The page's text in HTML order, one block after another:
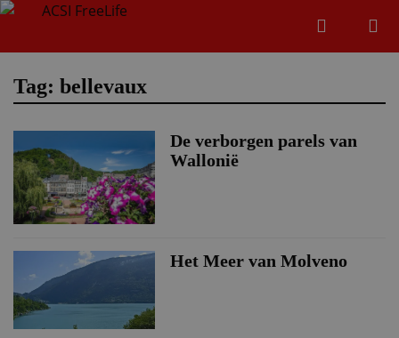
Zoeken
Tag: bellevaux
De verborgen parels van
Wallonië
Het Meer van Molveno